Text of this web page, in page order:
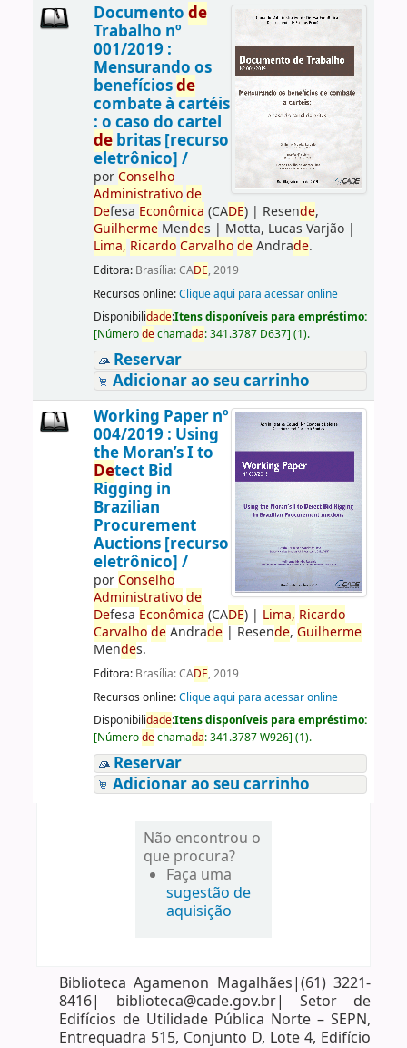
Documento de
Trabalho nº
001/2019 :
Mensurando os
benefíciosde
combate à cartéis
: o caso do cartel
debritas [recurso
eletrônico] /
porConselho
Administrativo de
Defesa Econômica (CADE)| Resende,
GuilhermeMendes | Motta, Lucas Varjão|
Lima, Ricardo Carvalho deAndrade.
Editora: Brasília: CADE, 2019
Recursos online:Clique aqui para acessar online
Disponibilidade:Itens disponíveis para empréstimo:
[Númerodechamada:341.3787 D637] (1).
Reservar
Adicionar ao seu carrinho
Working Paper nº
004/2019 : Using
the Moran’s I to
Detect Bid
Rigging in
Brazilian
Procurement
Auctions [recurso
eletrônico] /
porConselho
Administrativo de
Defesa Econômica (CADE)| Lima, Ricardo
Carvalho deAndrade| Resende, Guilherme
Mendes.
Editora: Brasília: CADE, 2019
Recursos online:Clique aqui para acessar online
Disponibilidade:Itens disponíveis para empréstimo:
[Númerodechamada:341.3787 W926] (1).
Reservar
Adicionar ao seu carrinho
Não encontrou o
que procura?
Faça uma
sugestão de
aquisição
Biblioteca Agamenon Magalhães|(61) 3221-
8416| biblioteca@cade.gov.br| Setor de
Edifícios de Utilidade Pública Norte – SEPN,
Entrequadra 515, Conjunto D, Lote 4, Edifício